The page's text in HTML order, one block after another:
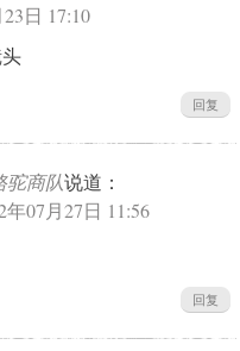
日 17:10
回复
驼商队说道：
年07月27日 11:56
回复